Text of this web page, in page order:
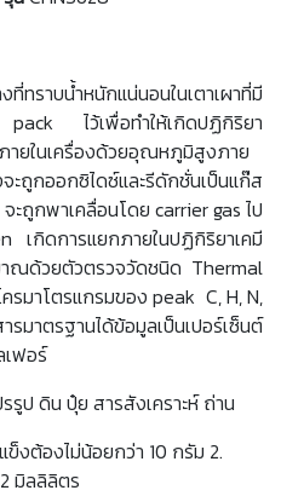
าบน้ำหนักแน่นอนในเตาเผาที่มี
ไว้เพื่อทำให้เกิดปฏิกิริยา
ายในเครื่องด้วยอุณหภูมิสูงภาย
ะถูกออกซิไดซ์และรีดักชั่นเป็นแก๊ส
จะถูกพาเคลื่อนโดย carrier gas ไป
กิดการแยกภายในปฏิกิริยาเคมี
าณด้วยตัวตรวจวัดชนิด Thermal
รมาโตรแกรมของ peak C, H, N,
ตรฐานได้ข้อมูลเป็นเปอร์เซ็นต์
เฟอร์
ป ดิน ปุ๋ย สารสังเคราะห์ ถ่าน
ข็งต้องไม่น้อยกว่า 10 กรัม 2.
มิลลิลิตร